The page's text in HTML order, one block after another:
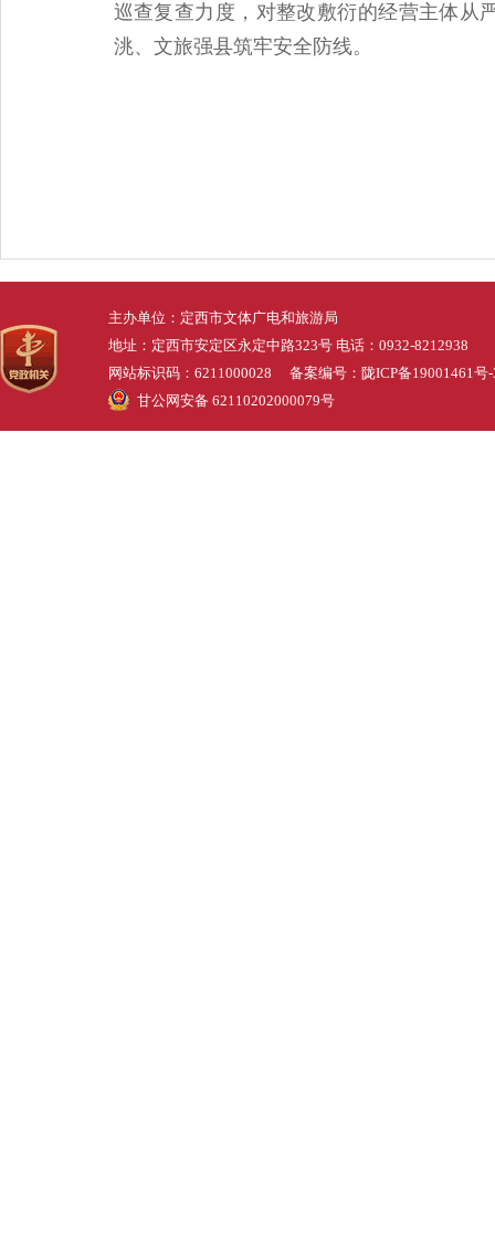
巡查复查力度，对整改敷衍的经营主体从
洮、文旅强县筑牢安全防线。
主办单位：定西市文体广电和旅游局
地址：定西市安定区永定中路323号 电话：0932-8212938
网站标识码：6211000028 备案编号： 陇ICP备19001461号
甘公网安备 62110202000079号